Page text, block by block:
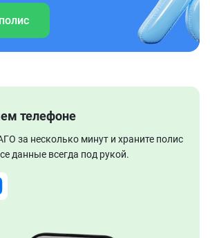
телефоне
за несколько минут и храните полис
данные всегда под рукой.